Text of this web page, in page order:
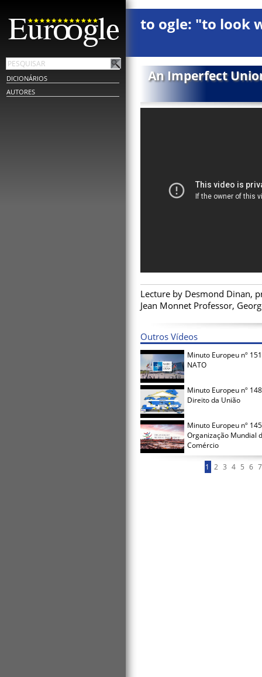
DICIONÁRIOS
AUTORES
to ogle: "to look
An Imperfect
Lecture by Desmond Dinan,
Jean Monnet Professor,
Outros Vídeos
Minuto Europeu nº
NATO
Minuto Europeu nº
Direito da União
Minuto Europeu nº
Organização Mundial
Comércio
1 2 3 4 5 6 7